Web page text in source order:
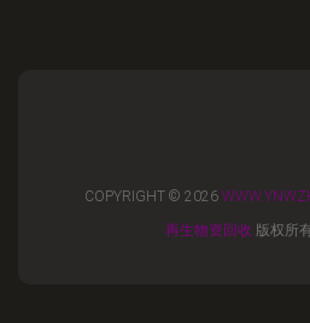
COPYRIGHT © 2026
再生物资回收 版权所